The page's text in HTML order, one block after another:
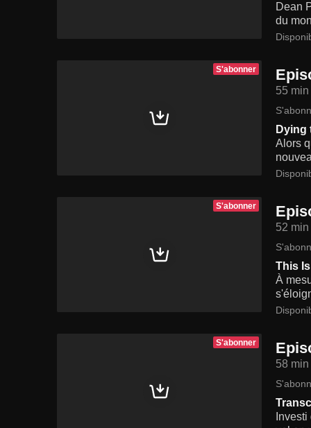
Dean
du
S'abonner
55 min
Dying
Alors
S'abonner
52 min
This
À
S'abonner
58 min